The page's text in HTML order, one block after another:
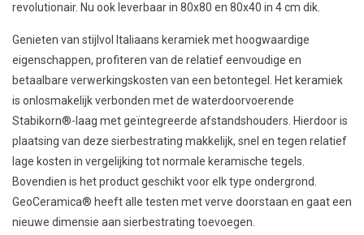
revolutionair. Nu ook leverbaar in 80x80 en 80x40 in 4 cm dik.
Genieten van stijlvol Italiaans keramiek met hoogwaardige
eigenschappen, profiteren van de relatief eenvoudige en
betaalbare verwerkingskosten van een betontegel. Het keramiek
is onlosmakelijk verbonden met de waterdoorvoerende
Stabikorn®-laag met geïntegreerde afstandshouders. Hierdoor is
plaatsing van deze sierbestrating makkelijk, snel en tegen relatief
lage kosten in vergelijking tot normale keramische tegels.
Bovendien is het product geschikt voor elk type ondergrond.
GeoCeramica® heeft alle testen met verve doorstaan en gaat een
nieuwe dimensie aan sierbestrating toevoegen.